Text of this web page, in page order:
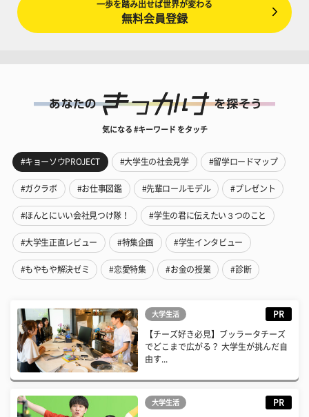
一歩を踏み出せば世界が変わる
無料会員登録
気になる #キーワード をタッチ
#キョーソウPROJECT #大学生の社会見学 #留学ロードマップ
#ガクラボ #お仕事図鑑 #先輩ロールモデル #プレゼント
#ほんとにいい会社見つけ隊！ #学生の君に伝えたい３つのこと
#大学生正直レビュー #特集企画 #学生インタビュー
#もやもや解決ゼミ #恋愛特集 #お金の授業 #診断
大学生活 PR
【チーズ好き必見】ブッラータチーズ
でどこまで広がる？ 大学生が挑んだ自
由す...
大学生活 PR